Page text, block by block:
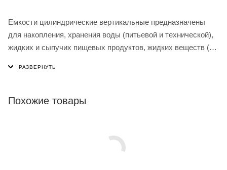
Емкости цилиндрические вертикальные предназначены
для накопления, хранения воды (питьевой и технической),
жидких и сыпучих пищевых продуктов, жидких веществ (в
ультрафиолетовому излучению. Гарантированный срок
использованием стабилизаторов ультрафиолетового
Похожие товары